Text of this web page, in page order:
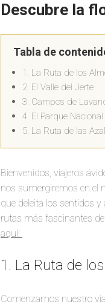
Descubre la
Tabla de
1. La Ruta de los
2. El Valle del Jerte
3. Campos de
4. El Parque
5. La Ruta de las
Bienvenidos, viajeros
nos sumergiremos en el
que deleita los sentidos
rutas más fascinantes de
aquí!
1. La Ruta de
Comenzamos nuestro